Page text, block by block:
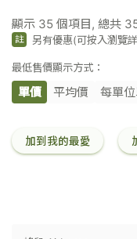
顯示 35 個項目, 總共
註 另有優惠(可按入瀏覽
最低售價顯示方式：
單價 平均價 每單
加到我的最愛